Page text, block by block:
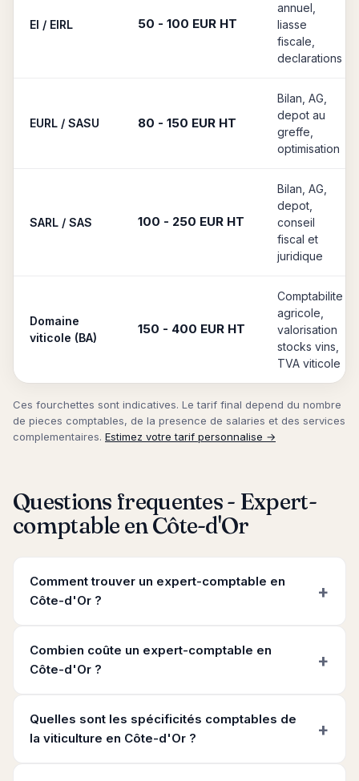
EI / EIRL 50 - 100 EUR HT
annuel,
liasse
fiscale,
declarations
EURL / SASU 80 - 150 EUR HT
Bilan, AG,
depot au
greffe,
optimisation
SARL / SAS 100 - 250 EUR HT
Bilan, AG,
depot,
conseil
fiscal et
juridique
Domaine
viticole (BA)
150 - 400 EUR HT
Comptabilite
agricole,
valorisation
stocks vins,
TVA viticole
Ces fourchettes sont indicatives. Le tarif final depend du nombre
de pieces comptables, de la presence de salaries et des services
complementaires. Estimez votre tarif personnalise →
Questions frequentes - Expert-
comptable en Côte-d'Or
Comment trouver un expert-comptable en
Côte-d'Or ?
Combien coûte un expert-comptable en
Côte-d'Or ?
Quelles sont les spécificités comptables de
la viticulture en Côte-d'Or ?